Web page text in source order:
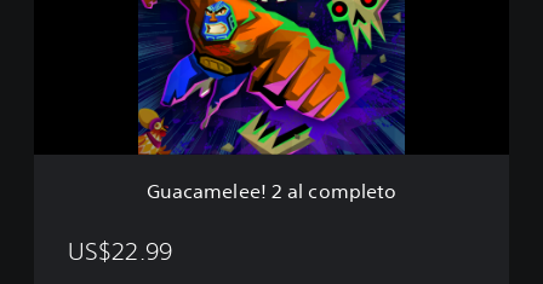
2
Guacamelee! 2 al completo
US$22.99